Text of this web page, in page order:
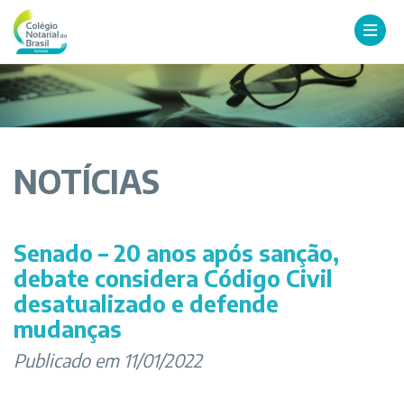
NOTÍCIAS
Senado – 20 anos após sanção,
debate considera Código Civil
desatualizado e defende
mudanças
Publicado em 11/01/2022